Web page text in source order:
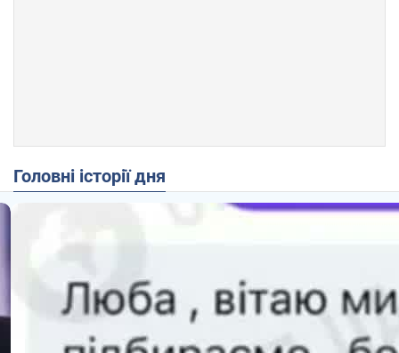
Головні історії дня